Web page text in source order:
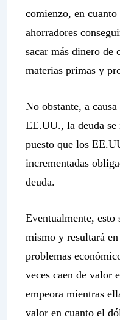
comienzo, en
ahorradores
sacar más dinero de
materias primas y
No obstante, a
EE.UU., la deuda se
puesto que los
incrementadas
deuda.
Eventualmente, esto
mismo y resultará
problemas
veces caen de valor
empeora mientras
valor en cuanto el